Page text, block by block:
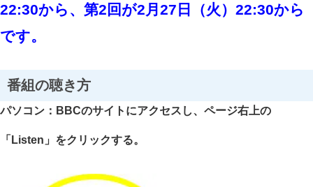
22:30から、第2回が2月27日（火）22:30から
です。
番組の聴き方
パソコン：BBCのサイトにアクセスし、ページ右上の
「Listen」をクリックする。